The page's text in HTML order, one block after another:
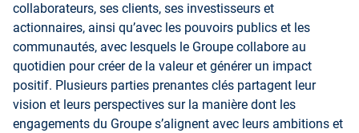
collaborateurs, ses clients, ses investisseurs et
actionnaires, ainsi qu’avec les pouvoirs publics et les
communautés, avec lesquels le Groupe collabore au
quotidien pour créer de la valeur et générer un impact
positif. Plusieurs parties prenantes clés partagent leur
vision et leurs perspectives sur la manière dont les
engagements du Groupe s’alignent avec leurs ambitions et